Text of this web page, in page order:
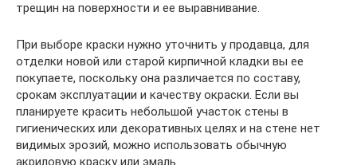
трещин на поверхности и ее выравнивание.
При выборе краски нужно уточнить у продавца, для
отделки новой или старой кирпичной кладки вы ее
покупаете, поскольку она различается по составу,
срокам эксплуатации и качеству окраски. Если вы
планируете красить небольшой участок стены в
гигиенических или декоративных целях и на стене нет
видимых эрозий, можно использовать обычную
акриловую краску или эмаль.